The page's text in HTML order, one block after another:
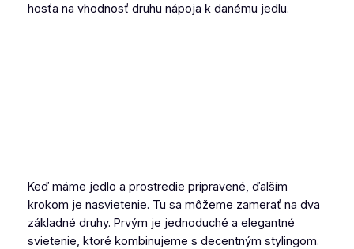
hosťa na vhodnosť druhu nápoja k danému jedlu.
Keď máme jedlo a prostredie pripravené, ďalším
krokom je nasvietenie. Tu sa môžeme zamerať na dva
základné druhy. Prvým je jednoduché a elegantné
svietenie, ktoré kombinujeme s decentným stylingom.